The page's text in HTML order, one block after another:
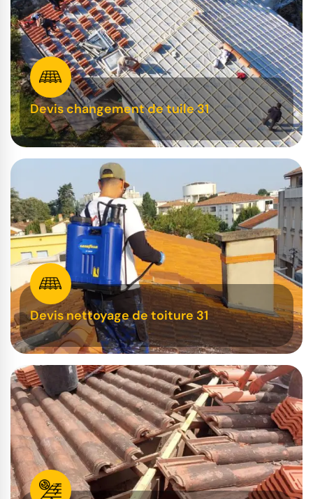
Devis changement de tuile 31
Devis nettoyage de toiture 31